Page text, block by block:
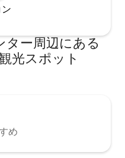
ター⁠周⁠辺⁠に⁠あ⁠る
光⁠ス⁠ポ⁠ッ⁠ト
め